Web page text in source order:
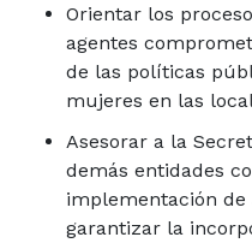
Orientar los
agentes
de las políticas
mujeres en las
Asesorar a la
demás entidades
implementación de
garantizar la